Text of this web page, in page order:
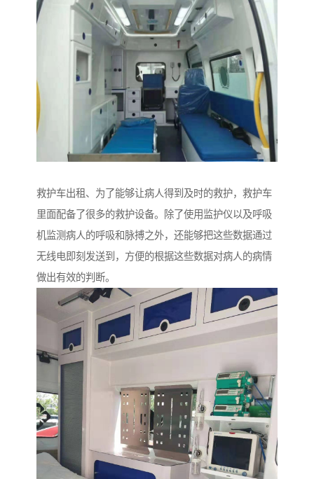
救护车出租、为了能够让病人得到及时的救护，救护车
里面配备了很多的救护设备。除了使用监护仪以及呼吸
机监测病人的呼吸和脉搏之外，还能够把这些数据通过
无线电即刻发送到，方便的根据这些数据对病人的病情
做出有效的判断。